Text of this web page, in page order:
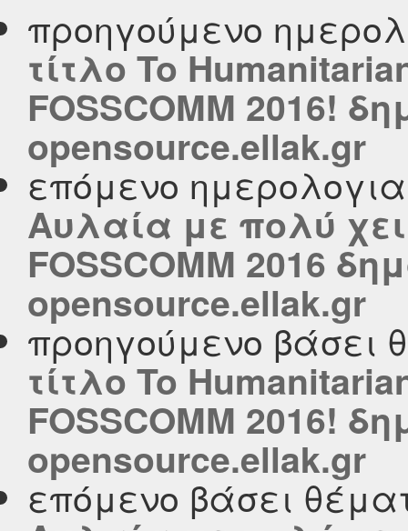
προηγούμενο
τίτλο To
FOSSCOMM 2016!
opensource.ellak.gr
επόμενο
Αυλαία με πολύ
FOSSCOMM 2016
opensource.ellak.gr
προηγούμενο βάσει
τίτλο To
FOSSCOMM 2016!
opensource.ellak.gr
επόμενο βάσει